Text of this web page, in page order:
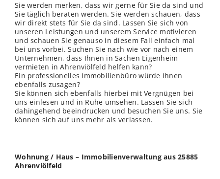
Sie werden merken, dass wir gerne für Sie da sind und
Sie täglich beraten werden. Sie werden schauen, dass
wir direkt stets für Sie da sind. Lassen Sie sich von
unseren Leistungen und unserem Service motivieren
und schauen Sie genauso in diesem Fall einfach mal
bei uns vorbei. Suchen Sie nach wie vor nach einem
Unternehmen, dass Ihnen in Sachen Eigenheim
vermieten in Ahrenviölfeld helfen kann?
Ein professionelles Immobilienbüro würde Ihnen
ebenfalls zusagen?
Sie können sich ebenfalls hierbei mit Vergnügen bei
uns einlesen und in Ruhe umsehen. Lassen Sie sich
dahingehend beeindrucken und besuchen Sie uns. Sie
können sich auf uns mehr als verlassen.
Wohnung / Haus – Immobilienverwaltung aus 25885
Ahrenviölfeld